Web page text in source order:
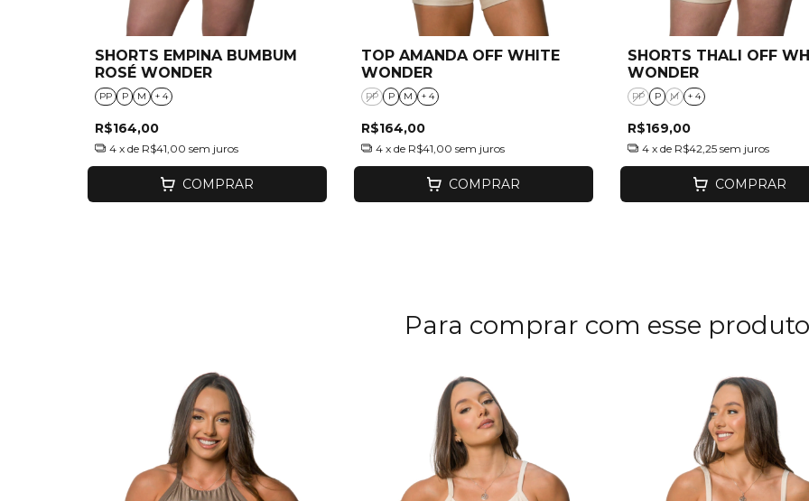
SHORTS EMPINA BUMBUM
ROSÉ WONDER
PP P M + 4
R$164,00
4 x de R$41,00 sem juros
COMPRAR
TOP AMANDA OFF WHITE
WONDER
PP P M + 4
R$164,00
4 x de R$41,00 sem juros
COMPRAR
SHORTS THALI OFF
WONDER
PP P M + 4
R$169,00
4 x de R$42,25 sem juros
COMPRAR
Para comprar com esse produto